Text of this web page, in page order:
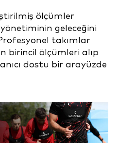
ölçümler
geleceğini
takımlar
birincil ölçümleri alıp
dostu bir arayüzde